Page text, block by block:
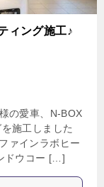
ィング施工♪
の愛車、N-BOX
施工しました
ァインラボヒー
ドウコー […]